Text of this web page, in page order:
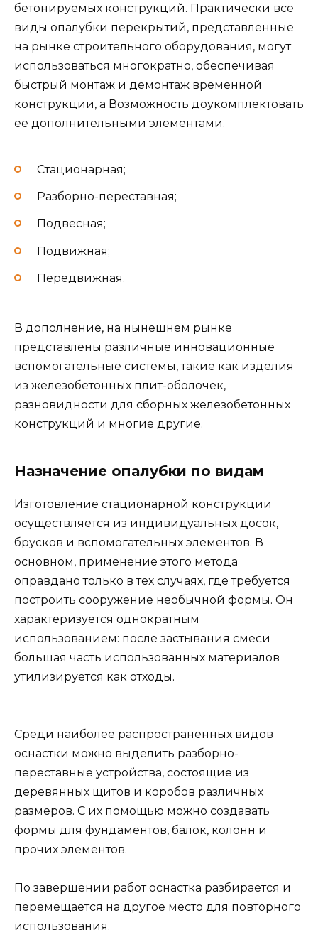
бетонируемых конструкций. Практически все
виды опалубки перекрытий, представленные
на рынке строительного оборудования, могут
использоваться многократно, обеспечивая
быстрый монтаж и демонтаж временной
конструкции, а Возможность доукомплектовать
её дополнительными элементами.
Стационарная;
Разборно-переставная;
Подвесная;
Подвижная;
Передвижная.
В дополнение, на нынешнем рынке
представлены различные инновационные
вспомогательные системы, такие как изделия
из железобетонных плит-оболочек,
разновидности для сборных железобетонных
конструкций и многие другие.
Назначение опалубки по видам
Изготовление стационарной конструкции
осуществляется из индивидуальных досок,
брусков и вспомогательных элементов. В
основном, применение этого метода
оправдано только в тех случаях, где требуется
построить сооружение необычной формы. Он
характеризуется однократным
использованием: после застывания смеси
большая часть использованных материалов
утилизируется как отходы.
Среди наиболее распространенных видов
оснастки можно выделить разборно-
переставные устройства, состоящие из
деревянных щитов и коробов различных
размеров. С их помощью можно создавать
формы для фундаментов, балок, колонн и
прочих элементов.
По завершении работ оснастка разбирается и
перемещается на другое место для повторного
использования.